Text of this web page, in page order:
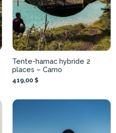
Tente-hamac hybride 2
places – Camo
419,00 $